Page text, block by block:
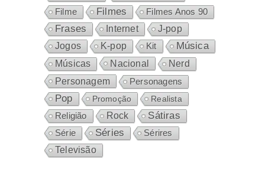
Filme
Filmes Filmes Anos 90
Frases Internet
J-pop
Jogos
K-pop Kit Música
Músicas Nacional Nerd
Personagem Personagens
Pop Promoção
Realista
Religião
Rock Sátiras
Série Séries
Sérires
Televisão